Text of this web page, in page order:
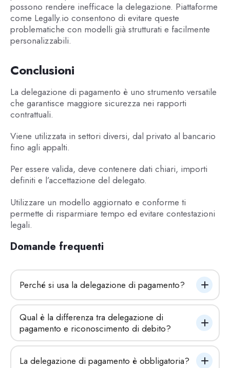
possono rendere inefficace la delegazione. Piattaforme
come Legally.io consentono di evitare queste
problematiche con modelli già strutturati e facilmente
personalizzabili.
Conclusioni
La delegazione di pagamento è uno strumento versatile
che garantisce maggiore sicurezza nei rapporti
contrattuali.
Viene utilizzata in settori diversi, dal privato al bancario
fino agli appalti.
Per essere valida, deve contenere dati chiari, importi
definiti e l’accettazione del delegato.
Utilizzare un modello aggiornato e conforme ti
permette di risparmiare tempo ed evitare contestazioni
legali.
Domande frequenti
Perché si usa la delegazione di pagamento?
Qual è la differenza tra delegazione di
pagamento e riconoscimento di debito?
La delegazione di pagamento è obbligatoria?